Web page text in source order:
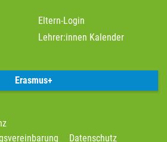
Eltern-Login
Lehrer:innen Kalender
Erasmus+
Datenschutz